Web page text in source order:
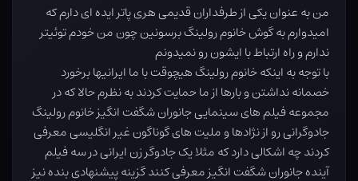
من به عنوان یکی از طرفداران قدیمی هری پاتر ایده ای دارم که
امیدوارم به گوش خانوم رولینگ برسونین چون من خودم توئیتر
ندارم و راه ارتباط با ایشون رو نمیدونم
با توجه به اینکه خانوم رولینگ هیچوقت با ما ایرانیها برخورد
خصمانه نداشتن و بارها از ما حمایت کردند به نظرم حالا که در
مجموعه فیلم های سینمایی جانوران شگفت انگیز خانوم رولینگ
جادوگرانی رو از نژادها و ملیت های گوناگون غیر انگلیسی معرفی
کردند چه اشکالی دارد که مثلا یک جادوگر زن ایرانی در سه فیلم
آینده جانوران شگفت انگیز معرفی کنند گزینه پیشنهادی بنده نیز